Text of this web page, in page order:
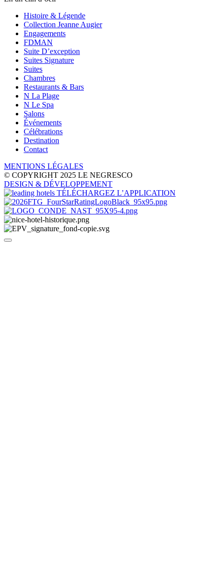
Histoire & Légende
Collection Jeanne Augier
Engagements
FDMAN
Suite D’exception
Suites Signature
Suites
Chambres
Restaurants & Bars
N La Plage
N Le Spa
Salons
Événements
Célébrations
Destination
Contact
MENTIONS LÉGALES
© COPYRIGHT 2025 LE NEGRESCO
DESIGN & DÉVELOPPEMENT
TÉLÉCHARGEZ L’APPLICATION